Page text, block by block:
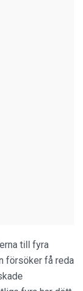
till fyra
försöker få reda